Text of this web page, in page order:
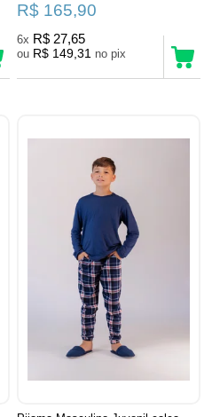
R$ 165,90
6x R$ 27,65
ou R$ 149,31 no pix